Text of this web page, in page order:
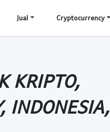
Jual Cryptocurrency
KRIPTO,
INDONESIA,